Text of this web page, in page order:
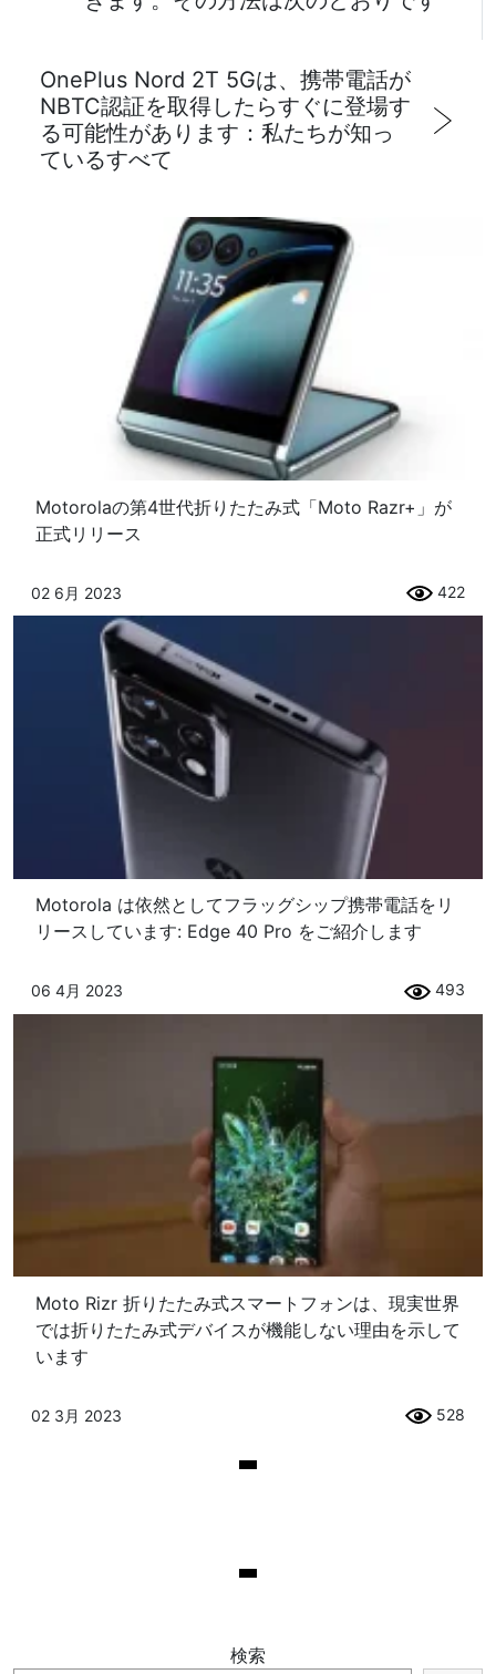
OnePlus Nord 2T 5Gは、携帯電話が
NBTC認証を取得したらすぐに登場す
る可能性があります：私たちが知っ
ているすべて
Motorolaの第4世代折りたたみ式「Moto Razr+」が
正式リリース
02 6月 2023 422
Motorola は依然としてフラッグシップ携帯電話をリ
リースしています: Edge 40 Pro をご紹介します
06 4月 2023 493
Moto Rizr 折りたたみ式スマートフォンは、現実世界
では折りたたみ式デバイスが機能しない理由を示して
います
02 3月 2023 528
検索